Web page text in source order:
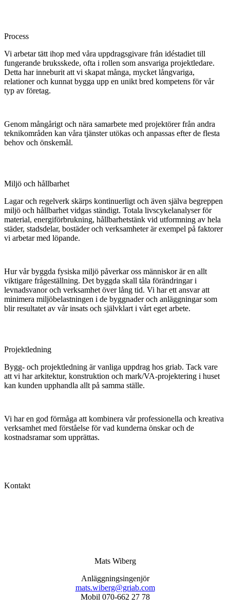
Process
Vi arbetar tätt ihop med våra uppdragsgivare från idéstadiet till
fungerande bruksskede, ofta i rollen som ansvariga projektledare.
Detta har inneburit att vi skapat många, mycket långvariga,
relationer och kunnat bygga upp en unikt bred kompetens för vår
typ av företag.
Genom mångårigt och nära samarbete med projektörer från andra
teknikområden kan våra tjänster utökas och anpassas efter de flesta
behov och önskemål.
Miljö och hållbarhet
Lagar och regelverk skärps kontinuerligt och även själva begreppen
miljö och hållbarhet vidgas ständigt. Totala livscykelanalyser för
material, energiförbrukning, hållbarhetstänk vid utformning av hela
städer, stadsdelar, bostäder och verksamheter är exempel på faktorer
vi arbetar med löpande.
Hur vår byggda fysiska miljö påverkar oss människor är en allt
viktigare frågeställning. Det byggda skall tåla förändringar i
levnadsvanor och verksamhet över lång tid. Vi har ett ansvar att
minimera miljöbelastningen i de byggnader och anläggningar som
blir resultatet av vår insats och självklart i vårt eget arbete.
Projektledning
Bygg- och projektledning är vanliga uppdrag hos griab. Tack vare
att vi har arkitektur, konstruktion och mark/VA-projektering i huset
kan kunden upphandla allt på samma ställe.
Vi har en god förmåga att kombinera vår professionella och kreativa
verksamhet med förståelse för vad kunderna önskar och de
kostnadsramar som upprättas.
Kontakt
Mats Wiberg
Anläggningsingenjör
mats.wiberg@griab.com
Mobil 070-662 27 78